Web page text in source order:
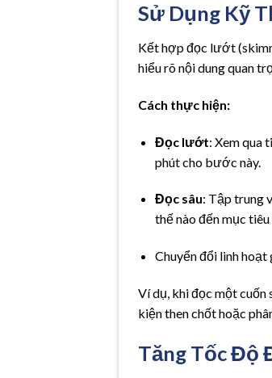
Sử Dụng Kỹ
Kết hợp đọc lướt
hiểu rõ nội dung quan
Cách thực hiện:
Đọc lướt: Xem qua
phút cho bước này.
Đọc sâu: Tập trung
thế nào đến mục tiêu
Chuyển đổi linh
Ví dụ, khi đọc một cuốn
kiện then chốt hoặc
Tăng Tốc Độ